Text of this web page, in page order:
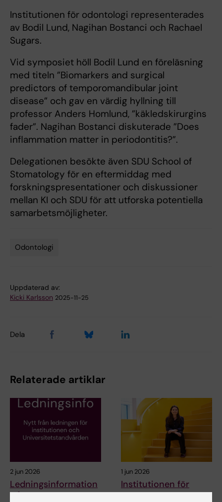
Institutionen för odontologi representerades
av Bodil Lund, Nagihan Bostanci och Rachael
Sugars.
Vid symposiet höll Bodil Lund en föreläsning
med titeln ”Biomarkers and surgical
predictors of temporomandibular joint
disease” och gav en värdig hyllning till
professor Anders Homlund, ”käkledskirurgins
fader”. Nagihan Bostanci diskuterade ”Does
inflammation matter in periodontitis?”.
Delegationen besökte även SDU School of
Stomatology för en eftermiddag med
forskningspresentationer och diskussioner
mellan KI och SDU för att utforska potentiella
samarbetsmöjligheter.
Odontologi
Uppdaterad av:
Kicki Karlsson 2025-11-25
Dela
Relaterade artiklar
2 jun 2026
Ledningsinformation
från Dentmed
1 jun 2026
Institutionen för
odontologi rekryterar